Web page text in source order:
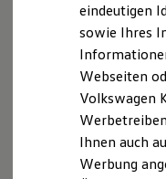
Lifestyle Shop
T-Roc
Golf
R-
GTI
Fußball
we drive
eindeutigen
sowie Ihres
Webseiten
Volkswagen
Ihnen auch
Werbung